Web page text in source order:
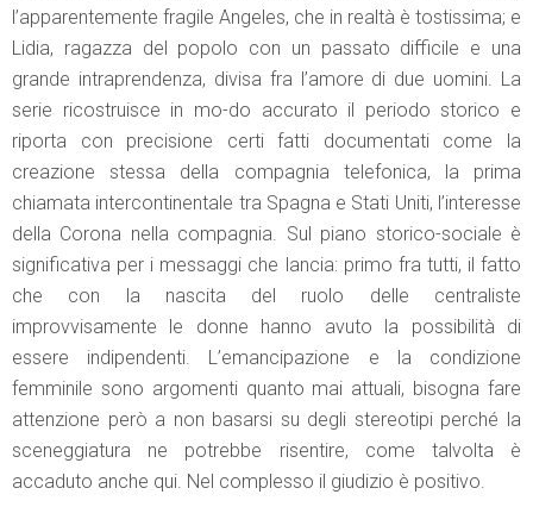
l’apparentemente fragile Angeles, che in realtà è tostissima; e
Lidia, ragazza del popolo con un passato difficile e una
grande intraprendenza, divisa fra l’amore di due uomini. La
serie ricostruisce in mo-do accurato il periodo storico e
riporta con precisione certi fatti documentati come la
creazione stessa della compagnia telefonica, la prima
chiamata intercontinentale tra Spagna e Stati Uniti, l’interesse
della Corona nella compagnia. Sul piano storico-sociale è
significativa per i messaggi che lancia: primo fra tutti, il fatto
che con la nascita del ruolo delle centraliste
improvvisamente le donne hanno avuto la possibilità di
essere indipendenti. L’emancipazione e la condizione
femminile sono argomenti quanto mai attuali, bisogna fare
attenzione però a non basarsi su degli stereotipi perché la
sceneggiatura ne potrebbe risentire, come talvolta è
accaduto anche qui. Nel complesso il giudizio è positivo.